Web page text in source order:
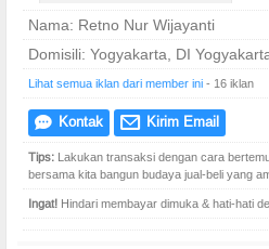
Nama: Retno Nur Wijayanti
Domisili: Yogyakarta, DI
Lihat semua iklan dari member ini - 16 iklan
e Kontak @ Kirim Email
Tips: Lakukan transaksi dengan cara
bersama kita bangun budaya jual-beli yang
Ingat! Hindari membayar dimuka & hati-hati